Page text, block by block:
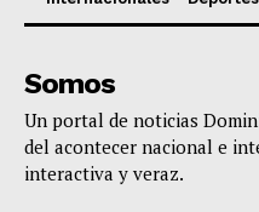
Somos
Un portal de noticias
del acontecer nacional e
interactiva y veraz.